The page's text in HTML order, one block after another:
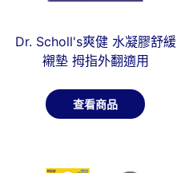
Dr. Scholl's爽健 水凝膠舒緩
襯墊 拇指外翻適用
查看商品